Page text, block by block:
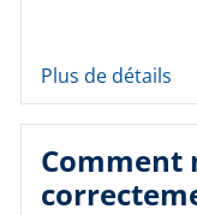
Plus de détails